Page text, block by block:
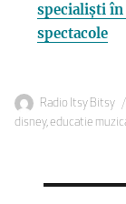
specialiști
spectacole
Autor
Radio Itsy Bitsy
disney,educatie